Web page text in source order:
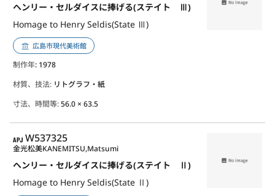
ヘンリー・セルダイスに捧げる(ステイト Ⅲ)
Homage to Henry Seldis(State Ⅲ)
広島市現代美術館
制作年: 1978
材質、技法: リトグラフ・紙
寸法、時間等:56.0 × 63.5
APJ
W537325
ヘンリー・セルダイスに捧げる(ステイト Ⅱ)
Homage to Henry Seldis(State Ⅱ)
金光松美KANEMITSU,Matsumi